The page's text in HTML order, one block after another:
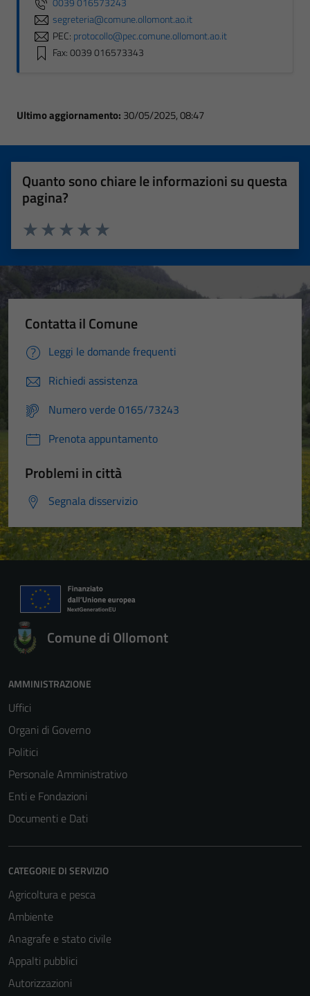
segreteria@comune.ollomont.ao.it
PEC: protocollo@pec.comune.ollomont.ao.it
Fax: 0039 016573343
Ultimo aggiornamento: 30/05/2025, 08:47
Quanto sono chiare le informazioni su questa
pagina?
Valuta 5 stelle su 5
Valuta 4 stelle su 5
Valuta 3 stelle su 5
Valuta 2 stelle su 5
Valuta 1 stelle su 5
Contatta il Comune
Leggi le domande frequenti
Richiedi assistenza
Numero verde 0165/73243
Prenota appuntamento
Problemi in città
Segnala disservizio
Comune di Ollomont
AMMINISTRAZIONE
Uffici
Organi di Governo
Politici
Personale Amministrativo
Enti e Fondazioni
Documenti e Dati
CATEGORIE DI SERVIZIO
Agricoltura e pesca
Ambiente
Anagrafe e stato civile
Appalti pubblici
Autorizzazioni